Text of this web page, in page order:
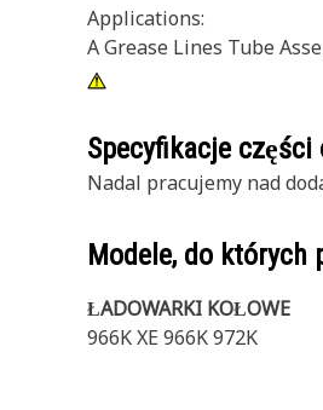
Applications:
A Grease Lines Tube
Specyfikacje
Nadal pracujemy nad
Modele, do
ŁADOWARKI KOŁOWE
966K XE 966K 972K